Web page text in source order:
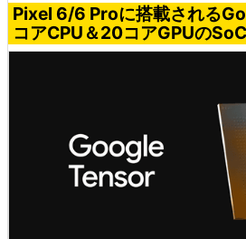
Pixel 6/6 Proに搭載される
コアCPU＆20コアGPUの